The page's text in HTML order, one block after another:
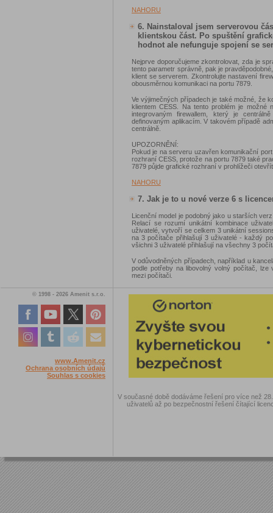
NAHORU
6. Nainstaloval jsem serverovou
klientskou část. Po spuštění
hodnot ale nefunguje spojení se
Nejprve doporučujeme zkontrolovat, zda je
tento parametr správně, pak je
klient se serverem. Zkontrolujte nastavení
obousměrnou komunikaci na portu 7879.
Ve výjimečných případech je také možné, že
klientem CESS. Na tento problém je
integrovaným firewallem, který je
definovaným aplikacím. V takovém případě
centrálně.
UPOZORNĚNÍ:
Pokud je na serveru uzavřen komunikační
rozhraní CESS, protože na portu 7879 také
7879 půjde grafické rozhraní v prohlížeči
NAHORU
7. Jak je to u nové verze 6 s
Licenční model je podobný jako u starších
Relací se rozumí unikátní kombinace
uživatelé, vytvoří se celkem 3 unikátní
na 3 počítače přihlašují 3 uživatelé - každý
všichni 3 uživatelé přihlašují na všechny 3
V odůvodněných případech, například u
podle potřeby na libovolný volný počítač, lze
mezi počítači.
© 1998 - 2026 Amenit s.r.o.
www.Amenit.cz
Ochrana osobních údajů
Souhlas s cookies
V současné době dodáváme řešení pro více než
uživatelů až po bezpečnostní řešení čítající